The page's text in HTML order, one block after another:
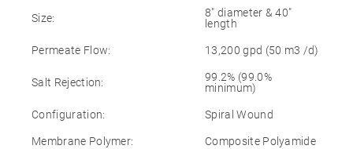
Size:
8″ diameter & 40″
length
Permeate Flow: 13,200 gpd (50 m3 /d)
Salt Rejection:
99.2% (99.0%
minimum)
Configuration: Spiral Wound
Membrane Polymer: Composite Polyamide